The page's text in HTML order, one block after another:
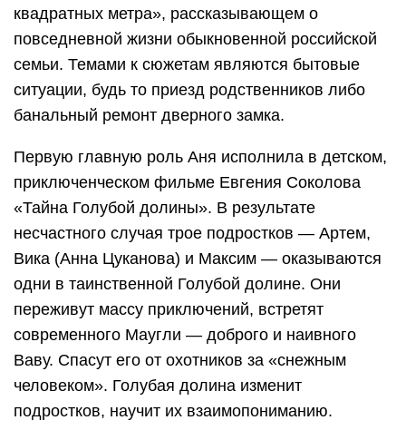
квадратных метра», рассказывающем о
повседневной жизни обыкновенной российской
семьи. Темами к сюжетам являются бытовые
ситуации, будь то приезд родственников либо
банальный ремонт дверного замка.
Первую главную роль Аня исполнила в детском,
приключенческом фильме Евгения Соколова
«Тайна Голубой долины». В результате
несчастного случая трое подростков — Артем,
Вика (Анна Цуканова) и Максим — оказываются
одни в таинственной Голубой долине. Они
переживут массу приключений, встретят
современного Маугли — доброго и наивного
Ваву. Спасут его от охотников за «снежным
человеком». Голубая долина изменит
подростков, научит их взаимопониманию.